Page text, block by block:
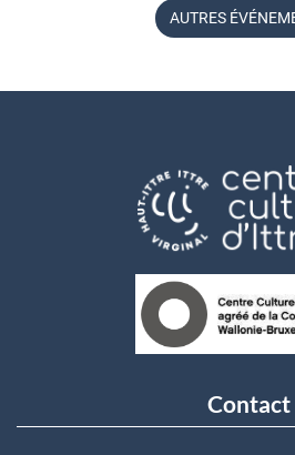
AUTRES
Contact